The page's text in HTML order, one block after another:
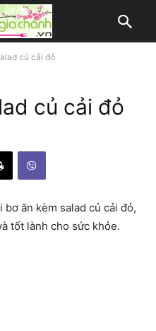
củ cải đỏ
củ cải đỏ
ăn kèm salad củ cải đỏ,
tốt lành cho sức khỏe.